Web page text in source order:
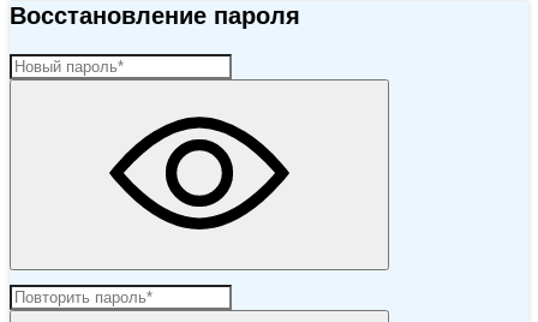
Восстановление пароля